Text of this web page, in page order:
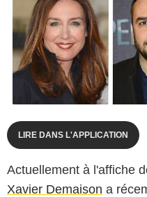
LIRE DANS L'APPLICATION
Actuellement à l'affiche
Xavier Demaison a